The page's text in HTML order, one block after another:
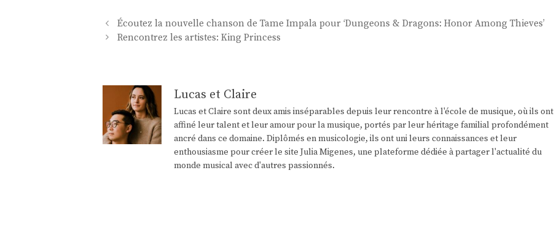
Navigation
des
Écoutez la nouvelle chanson de Tame Impala pour ‘Dungeons & Dragons: Honor Among Thieves’
Rencontrez les artistes: King Princess
Lucas et Claire
Lucas et Claire sont deux amis inséparables depuis leur rencontre à l'école de musique, où ils ont
affiné leur talent et leur amour pour la musique, portés par leur héritage familial profondément
ancré dans ce domaine. Diplômés en musicologie, ils ont uni leurs connaissances et leur
enthousiasme pour créer le site Julia Migenes, une plateforme dédiée à partager l'actualité du
monde musical avec d'autres passionnés.